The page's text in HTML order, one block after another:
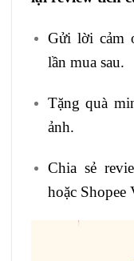
Gửi lời cảm
lần mua sau.
Tặng quà
ảnh.
Chia sẻ
hoặc Shopee